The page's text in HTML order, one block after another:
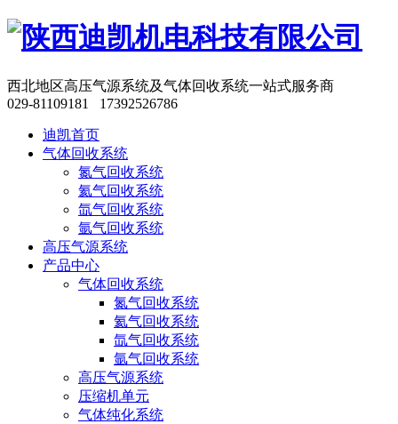
西北地区高压气源系统及气体回收系统一站式服务商
029-81109181 17392526786
迪凯首页
气体回收系统
氮气回收系统
氦气回收系统
氙气回收系统
氩气回收系统
高压气源系统
产品中心
气体回收系统
氮气回收系统
氦气回收系统
氙气回收系统
氩气回收系统
高压气源系统
压缩机单元
气体纯化系统